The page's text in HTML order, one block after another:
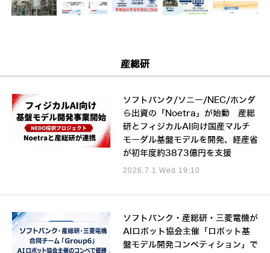
産総研
ソフトバンク/ソニー/NEC/ホンダ
ら出資の「Noetra」が始動 産総
研とフィジカルAI向け国産マルチ
モーダル基盤モデルを開発、経産省
が初年度約3873億円を支援
2026.7.1 Wed 19:10
ソフトバンク・産総研・三菱電機が
AIロボット協会主催「ロボット基
盤モデル開発コンペティション」で